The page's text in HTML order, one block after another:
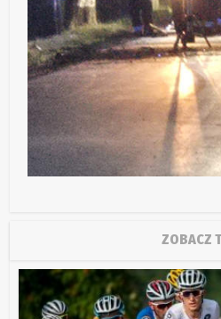
ZOBACZ